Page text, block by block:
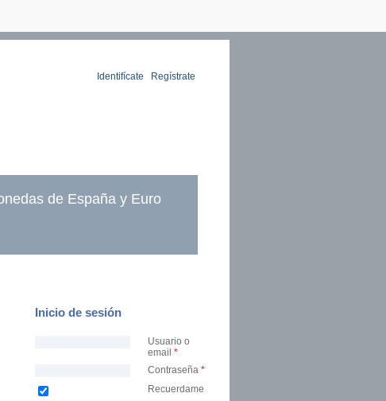
Identifícate Regístrate
de España y Euro
Inicio de sesión
Usuario o
email *
Contraseña *
Recuerdame